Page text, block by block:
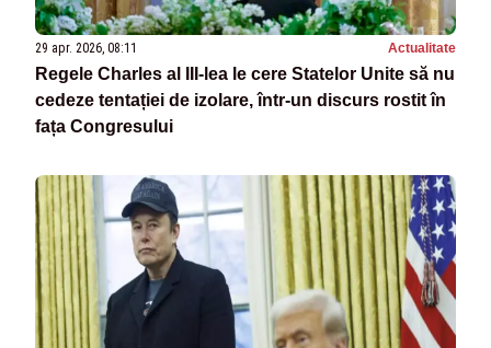
29 apr. 2026, 08:11 Actualitate
Regele Charles al III‑lea le cere Statelor Unite să nu
cedeze tentației de izolare, într-un discurs rostit în
fața Congresului